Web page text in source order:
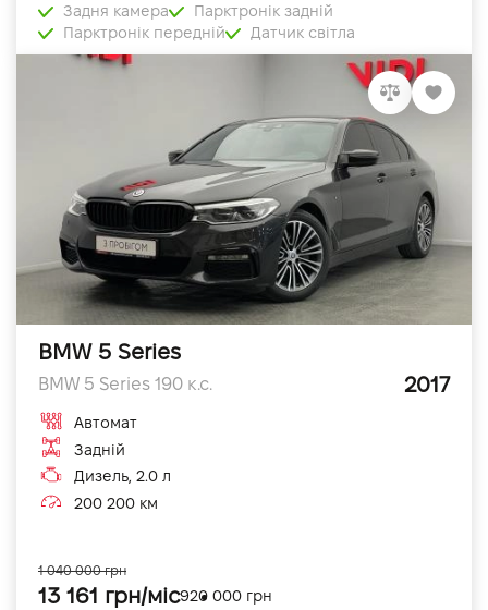
Задня камера
Парктронік задній
Парктронік передній
Датчик світла
BMW 5 Series
BMW 5 Series 190 к.с. 2017
Автомат
Задній
Дизель, 2.0 л
200 200 км
13 161 грн/міс920 000 грн
1 040 000 грн